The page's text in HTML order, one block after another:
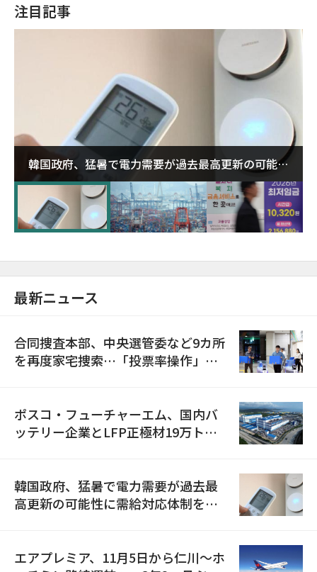
注目記事
韓国政府、猛暑で電力需要が過去最高更新の可能性
に需給対応体制を点検
最新ニュース
合同捜査本部、中央選管委など9カ所
を再度家宅捜索…「投票率操作」の
ポスコ・フューチャーエム、国内バ
ッテリー企業とLFP正極材19万トン
韓国政府、猛暑で電力需要が過去最
高更新の可能性に需給対応体制を点
エアプレミア、11月5日から仁川〜ホ